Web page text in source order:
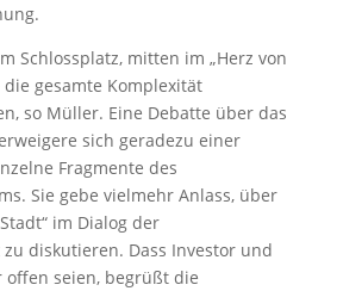
Schlossplatz, mitten im „Herz von
die gesamte Komplexität
so Müller. Eine Debatte über das
sich geradezu einer
Fragmente des
Sie gebe vielmehr Anlass, über
im Dialog der
diskutieren. Dass Investor und
seien, begrüßt die